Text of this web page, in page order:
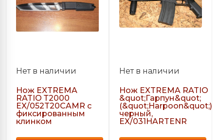
Нет в наличии
Нож EXTREMA
RATIO Т2000
EX/052T20CAMR c
фиксированным
клинком
Нет в наличии
Нож EXTREMA RATIO
&quot;Гарпун&quot;
(&quot;Harpoon&quot;)
черный,
EX/031HARTENR